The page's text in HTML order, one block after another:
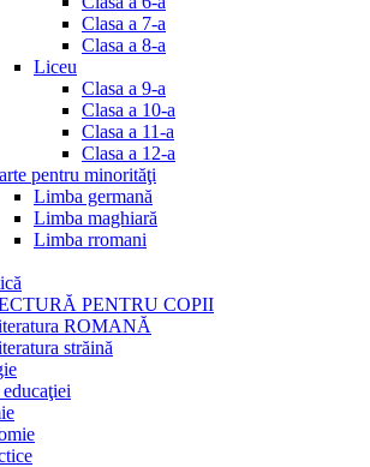
Clasa a 7-a
Clasa a 8-a
Liceu
Clasa a 9-a
Clasa a 10-a
Clasa a 11-a
Clasa a 12-a
pentru minorităţi
Limba germană
Limba maghiară
Limba rromani
PENTRU COPII
ROMANĂ
străină